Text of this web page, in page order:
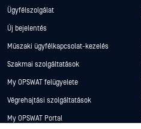
Ügyfélszolgálat
Új bejelentés
Műszaki ügyfélkapcsolat-kezelés
Szakmai szolgáltatások
My OPSWAT felügyelete
Végrehajtási szolgáltatások
My OPSWAT Portal